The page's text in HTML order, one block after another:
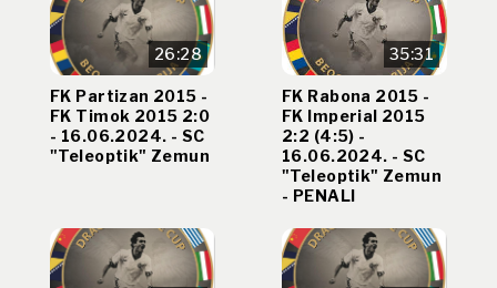
26:28
FK Partizan 2015 -
FK Timok 2015 2:0
- 16.06.2024. - SC
"Teleoptik" Zemun
35:31
FK Rabona 2015 -
FK Imperial 2015
2:2 (4:5) -
16.06.2024. - SC
"Teleoptik" Zemun
- PENALI